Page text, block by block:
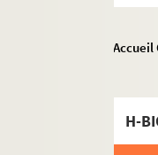
Accueil
H-